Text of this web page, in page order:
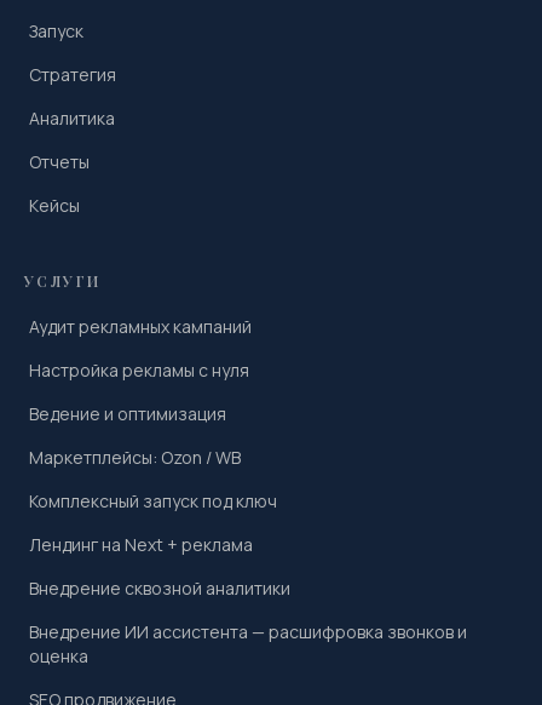
Запуск
Стратегия
Аналитика
Отчеты
Кейсы
УСЛУГИ
Аудит рекламных кампаний
Настройка рекламы с нуля
Ведение и оптимизация
Маркетплейсы: Ozon / WB
Комплексный запуск под ключ
Лендинг на Next + реклама
Внедрение сквозной аналитики
Внедрение ИИ ассистента — расшифровка звонков и
оценка
SEO продвижение